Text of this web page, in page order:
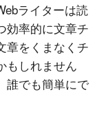
ライターは読
効率的に文章チ
章をくまなくチ
もしれません
誰でも簡単にで